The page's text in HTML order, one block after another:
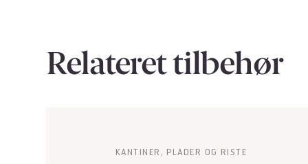
Relateret tilbehør
KANTINER, PLADER OG RISTE